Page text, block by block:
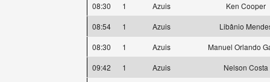
08:30
1 Azuis
Ken Cooper
08:54
1 Azuis
Libânio
08:30
1 Azuis
Manuel Orlando
09:42
1 Azuis
Nelson Costa